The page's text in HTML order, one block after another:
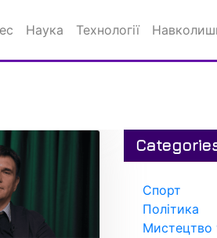
Наука Технології
Спорт
Політика
Мистецтво